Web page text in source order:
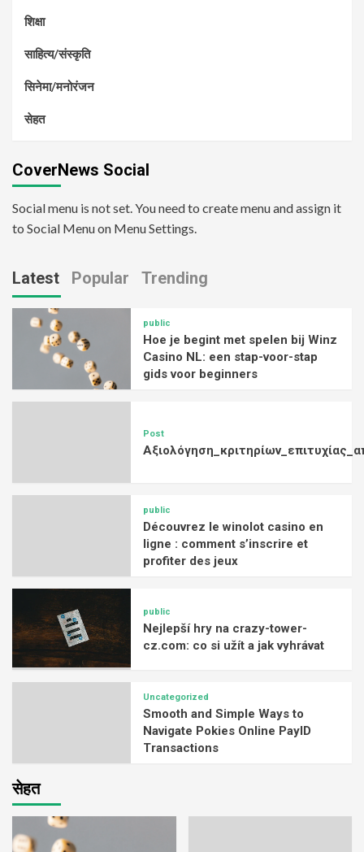
शिक्षा
साहित्य/संस्कृति
सिनेमा/मनोरंजन
सेहत
CoverNews Social
Social menu is not set. You need to create menu and assign it
to Social Menu on Menu Settings.
Latest Popular Trending
public
Hoe je begint met spelen bij Winz
Casino NL: een stap-voor-stap
gids voor beginners
Post
public
Découvrez le winolot casino en
ligne : comment s’inscrire et
profiter des jeux
public
Nejlepší hry na crazy-tower-
cz.com: co si užít a jak vyhrávat
Uncategorized
Smooth and Simple Ways to
Navigate Pokies Online PayID
Transactions
सेहत